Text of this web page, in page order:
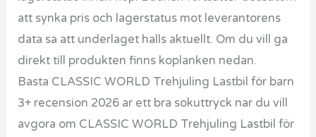
att synka pris och lagerstatus mot leverantorens
data sa att underlaget halls aktuellt. Om du vill ga
direkt till produkten finns koplanken nedan.
Basta CLASSIC WORLD Trehjuling Lastbil för barn
3+ recension 2026 ar ett bra sokuttryck nar du vill
avgora om CLASSIC WORLD Trehjuling Lastbil för